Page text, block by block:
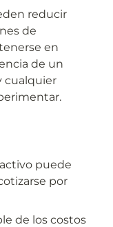
reducir
de
en
de un
cualquier
puede
por
de los costos